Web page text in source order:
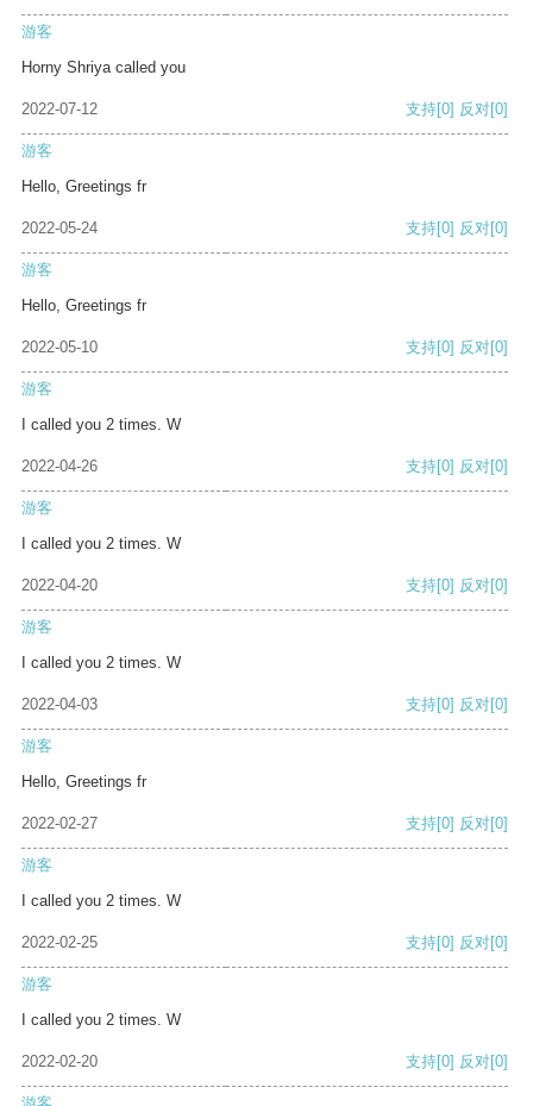
游客
Horny Shriya called you
2022-07-12 支持[0] 反对[0]
游客
Hello, Greetings fr
2022-05-24 支持[0] 反对[0]
游客
Hello, Greetings fr
2022-05-10 支持[0] 反对[0]
游客
I called you 2 times. W
2022-04-26 支持[0] 反对[0]
游客
I called you 2 times. W
2022-04-20 支持[0] 反对[0]
游客
I called you 2 times. W
2022-04-03 支持[0] 反对[0]
游客
Hello, Greetings fr
2022-02-27 支持[0] 反对[0]
游客
I called you 2 times. W
2022-02-25 支持[0] 反对[0]
游客
I called you 2 times. W
2022-02-20 支持[0] 反对[0]